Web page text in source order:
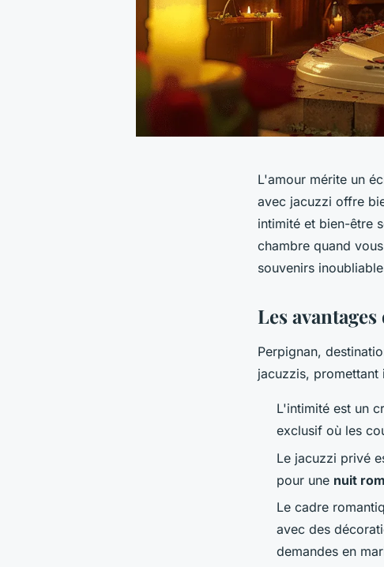
L'amour mérite un
avec jacuzzi offre
intimité et bien-être
chambre quand
souvenirs
Les
Perpignan,
jacuzzis, promettant
L'intimité est un
exclusif où les
Le jacuzzi privé
pour une nuit
Le cadre
avec des
demandes en